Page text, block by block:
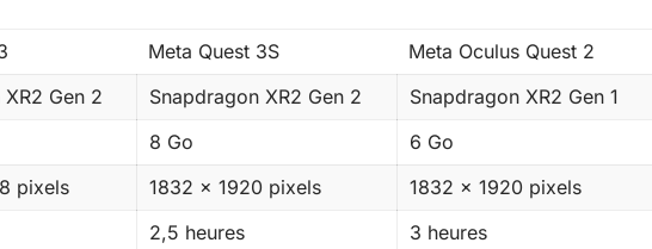
Meta Quest 3S
Meta Oculus Quest 2
Gen 2 Snapdragon XR2 Gen 2
Snapdragon XR2 Gen 1
8 Go
6 Go
pixels 1832 x 1920 pixels
1832 x 1920 pixels
2,5 heures 3 heures